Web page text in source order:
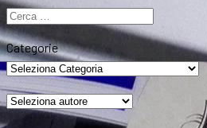
Ricerca
per:
Categorie